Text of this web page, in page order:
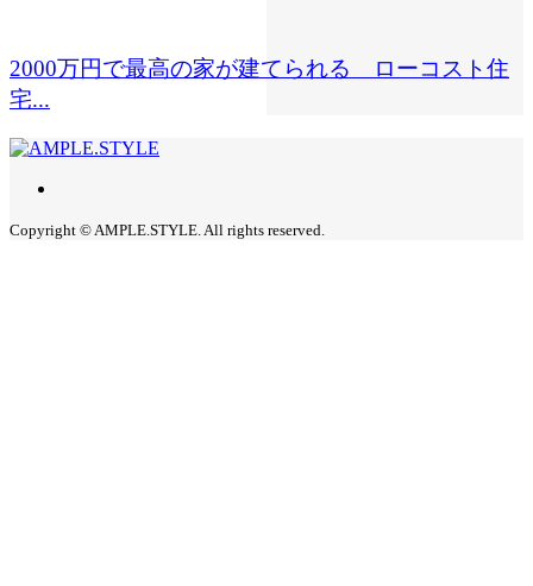
2000万円で最高の家が建てられる ローコスト住
宅...
Copyright © AMPLE.STYLE. All rights reserved.